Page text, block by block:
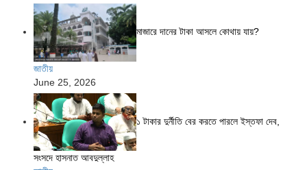
মাজারে দানের টাকা আসলে কোথায় যায়?
জাতীয়
June 25, 2026
১ টাকার দুর্নীতি বের করতে পারলে ইস্তফা দেব,
সংসদে হাসনাত আবদুল্লাহ